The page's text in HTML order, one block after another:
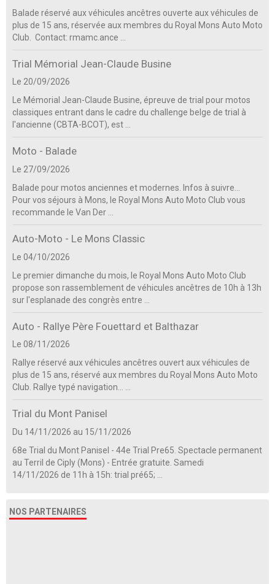
Balade réservé aux véhicules ancêtres ouverte aux véhicules de
plus de 15 ans, réservée aux membres du Royal Mons Auto Moto
Club. Contact: rmamc.ance ...
Trial Mémorial Jean-Claude Busine
Le 20/09/2026
Le Mémorial Jean-Claude Busine, épreuve de trial pour motos
classiques entrant dans le cadre du challenge belge de trial à
l'ancienne (CBTA-BCOT), est ...
Moto - Balade
Le 27/09/2026
Balade pour motos anciennes et modernes. Infos à suivre...
Pour vos séjours à Mons, le Royal Mons Auto Moto Club vous
recommande le Van Der ...
Auto-Moto - Le Mons Classic
Le 04/10/2026
Le premier dimanche du mois, le Royal Mons Auto Moto Club
propose son rassemblement de véhicules ancêtres de 10h à 13h
sur l'esplanade des congrès entre ...
Auto - Rallye Père Fouettard et Balthazar
Le 08/11/2026
Rallye réservé aux véhicules ancêtres ouvert aux véhicules de
plus de 15 ans, réservé aux membres du Royal Mons Auto Moto
Club. Rallye typé navigation... ...
Trial du Mont Panisel
Du 14/11/2026 au 15/11/2026
68e Trial du Mont Panisel - 44e Trial Pre65. Spectacle permanent
au Terril de Ciply (Mons) - Entrée gratuite. Samedi
14/11/2026 de 11h à 15h: trial pré65; ...
NOS PARTENAIRES